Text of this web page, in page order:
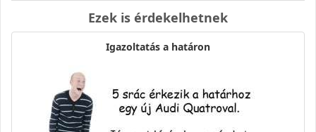
Ezek is érdekelhetnek
Igazoltatás a határon